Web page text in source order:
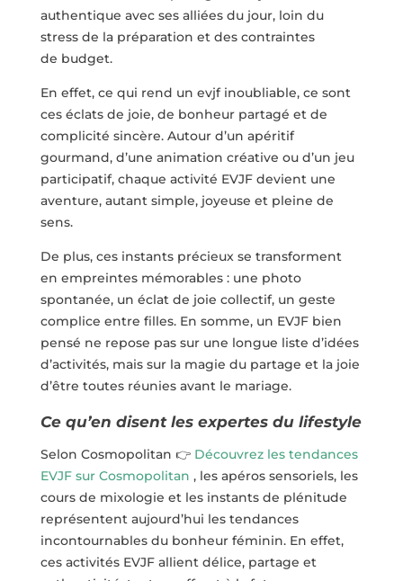
authentique avec ses alliées du jour, loin du
stress de la préparation et des contraintes
de budget.
En effet, ce qui rend un evjf inoubliable, ce sont
ces éclats de joie, de bonheur partagé et de
complicité sincère. Autour d’un apéritif
gourmand, d’une animation créative ou d’un jeu
participatif, chaque activité EVJF devient une
aventure, autant simple, joyeuse et pleine de
sens.
De plus, ces instants précieux se transforment
en empreintes mémorables : une photo
spontanée, un éclat de joie collectif, un geste
complice entre filles. En somme, un EVJF bien
pensé ne repose pas sur une longue liste d’idées
d’activités, mais sur la magie du partage et la joie
d’être toutes réunies avant le mariage.
Ce qu’en disent les expertes du lifestyle
Selon Cosmopolitan 👉 Découvrez les tendances
EVJF sur Cosmopolitan , les apéros sensoriels, les
cours de mixologie et les instants de plénitude
représentent aujourd’hui les tendances
incontournables du bonheur féminin. En effet,
ces activités EVJF allient délice, partage et